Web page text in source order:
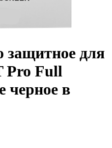
защитное для
Pro Full
черное в